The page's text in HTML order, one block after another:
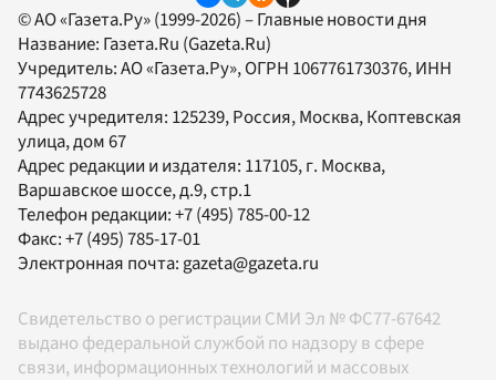
© АО «Газета.Ру» (1999-2026) – Главные новости дня
Название: Газета.Ru (Gazeta.Ru)
Учредитель:АО «Газета.Ру», ОГРН 1067761730376, ИНН
7743625728
Адрес учредителя: 125239, Россия, Москва, Коптевская
улица, дом 67
Адрес редакции и издателя: 117105, г. Москва,
Варшавское шоссе, д.9, стр.1
Телефон редакции:+7 (495) 785-00-12
Факс:+7 (495) 785-17-01
Электронная почта: gazeta@gazeta.ru
Свидетельство о регистрации СМИ Эл № ФС77-67642
выдано федеральной службой по надзору в сфере
связи, информационных технологий и массовых